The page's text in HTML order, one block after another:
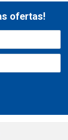
ofertas!